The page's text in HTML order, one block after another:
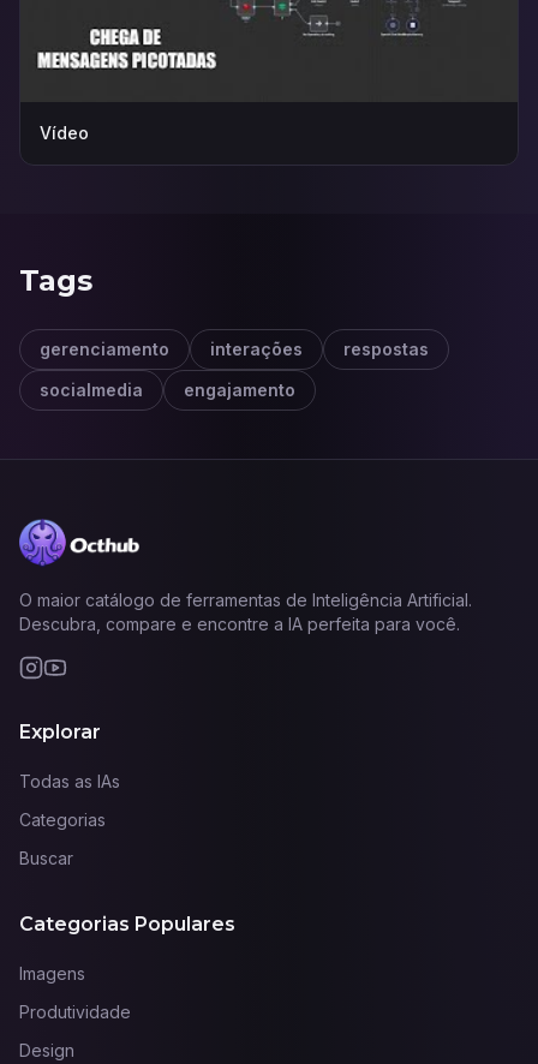
Vídeo
Tags
gerenciamento interações
respostas
socialmedia
engajamento
O maior catálogo de ferramentas de Inteligência Artificial.
Descubra, compare e encontre a IA perfeita para você.
Explorar
Todas as IAs
Categorias
Buscar
Categorias Populares
Imagens
Produtividade
Design